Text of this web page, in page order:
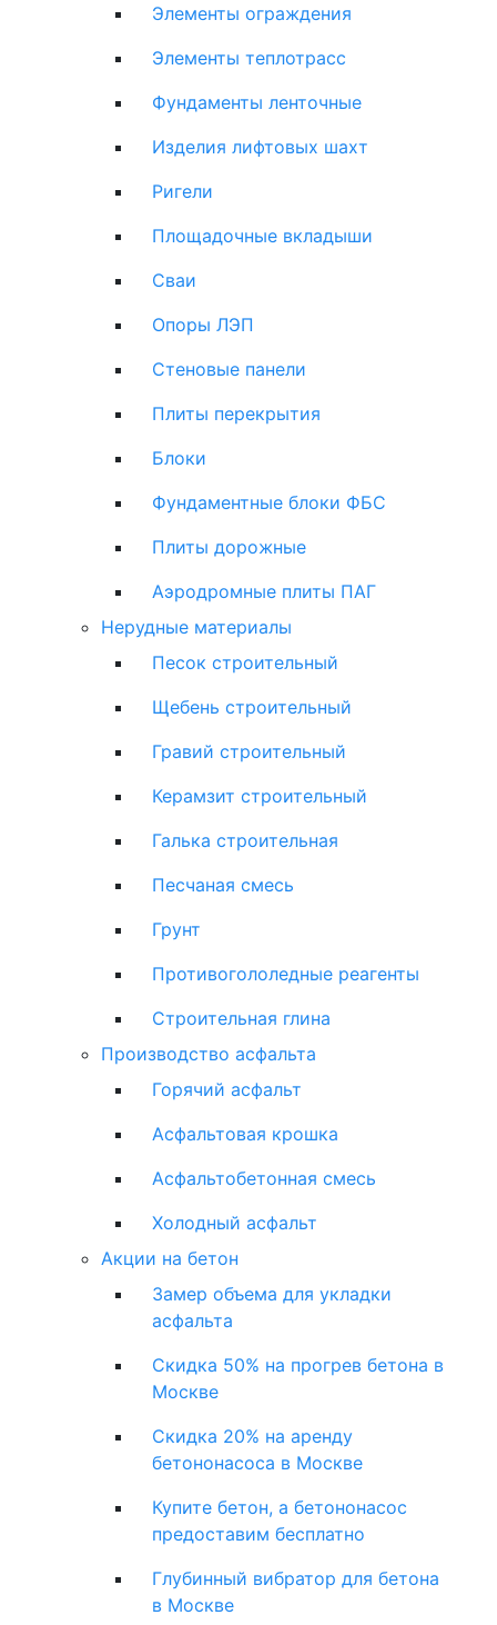
Элементы ограждения
Элементы теплотрасс
Фундаменты ленточные
Изделия лифтовых шахт
Ригели
Площадочные вкладыши
Сваи
Опоры ЛЭП
Стеновые панели
Плиты перекрытия
Блоки
Фундаментные блоки ФБС
Плиты дорожные
Аэродромные плиты ПАГ
Нерудные материалы
Песок строительный
Щебень строительный
Гравий строительный
Керамзит строительный
Галька строительная
Песчаная смесь
Грунт
Противогололедные реагенты
Строительная глина
Производство асфальта
Горячий асфальт
Асфальтовая крошка
Асфальтобетонная смесь
Холодный асфальт
Акции на бетон
Замер объема для укладки
асфальта
Скидка 50% на прогрев бетона в
Москве
Скидка 20% на аренду
бетононасоса в Москве
Купите бетон, а бетононасос
предоставим бесплатно
Глубинный вибратор для бетона
в Москве